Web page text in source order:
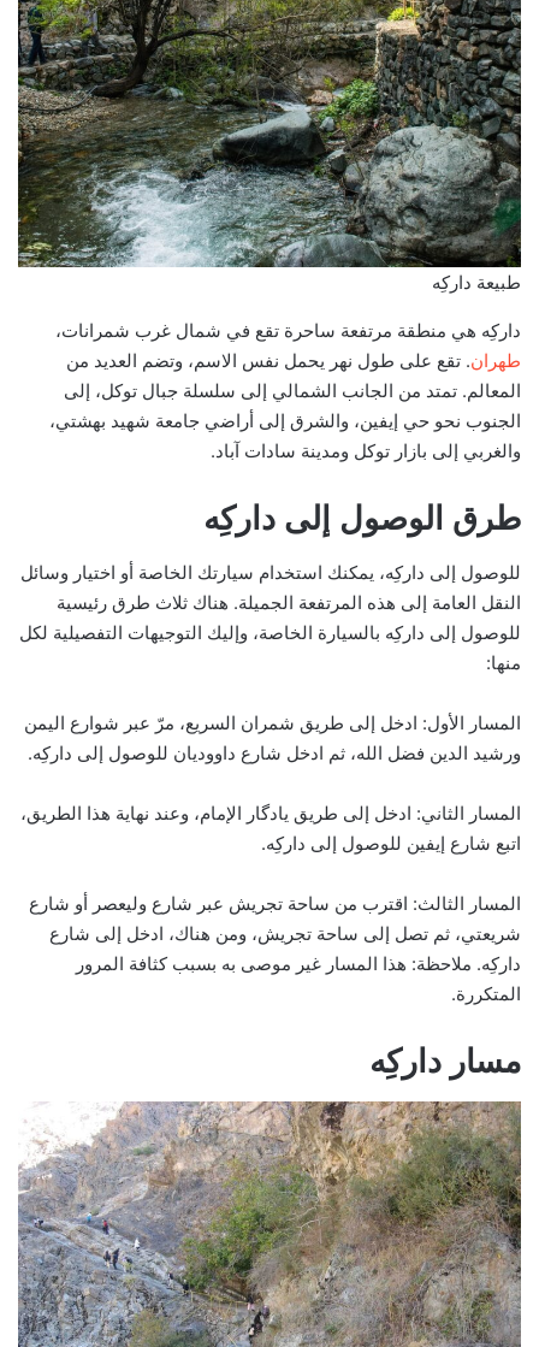
طبيعة داركِه
داركِه هي منطقة مرتفعة ساحرة تقع في شمال غرب شمرانات،
طهران. تقع على طول نهر يحمل نفس الاسم، وتضم العديد من
المعالم. تمتد من الجانب الشمالي إلى سلسلة جبال توكل، إلى
الجنوب نحو حي إيفين، والشرق إلى أراضي جامعة شهيد بهشتي،
والغربي إلى بازار توكل ومدينة سادات آباد.
طرق الوصول إلى داركِه
للوصول إلى داركِه، يمكنك استخدام سيارتك الخاصة أو اختيار وسائل
النقل العامة إلى هذه المرتفعة الجميلة. هناك ثلاث طرق رئيسية
للوصول إلى داركِه بالسيارة الخاصة، وإليك التوجيهات التفصيلية لكل
منها:
المسار الأول: ادخل إلى طريق شمران السريع، مرّ عبر شوارع اليمن
ورشيد الدين فضل الله، ثم ادخل شارع داووديان للوصول إلى داركِه.
المسار الثاني: ادخل إلى طريق يادگار الإمام، وعند نهاية هذا الطريق،
اتبع شارع إيفين للوصول إلى داركِه.
المسار الثالث: اقترب من ساحة تجريش عبر شارع وليعصر أو شارع
شريعتي، ثم تصل إلى ساحة تجريش، ومن هناك، ادخل إلى شارع
داركِه. ملاحظة: هذا المسار غير موصى به بسبب كثافة المرور
المتكررة.
مسار داركِه